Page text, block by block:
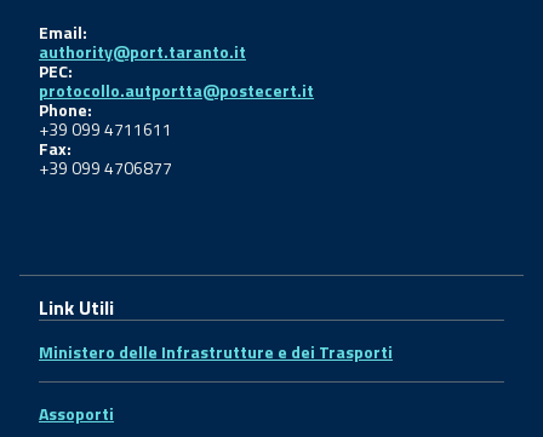
Email:
authority@port.taranto.it
PEC:
protocollo.autportta@postecert.it
Phone:
+39 099 4711611
Fax:
+39 099 4706877
Link Utili
Ministero delle Infrastrutture e dei Trasporti
Assoporti